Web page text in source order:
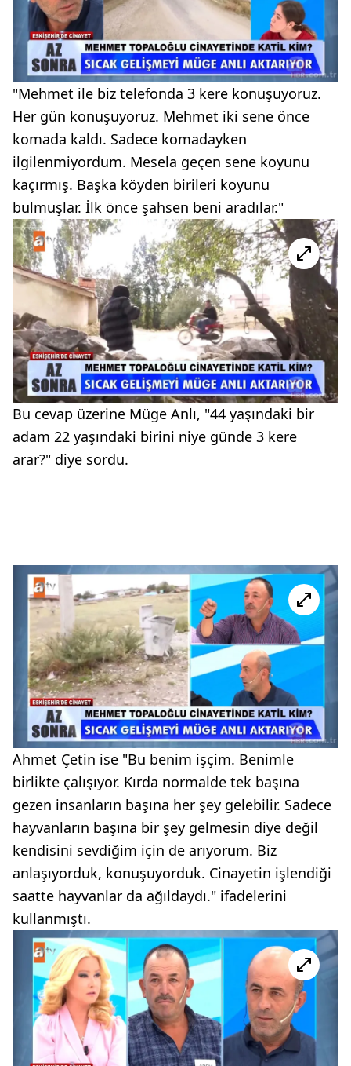
"Mehmet ile biz telefonda 3 kere konuşuyoruz.
Her gün konuşuyoruz. Mehmet iki sene önce
komada kaldı. Sadece komadayken
ilgilenmiyordum. Mesela geçen sene koyunu
kaçırmış. Başka köyden birileri koyunu
bulmuşlar. İlk önce şahsen beni aradılar."
Bu cevap üzerine Müge Anlı, "44 yaşındaki bir
adam 22 yaşındaki birini niye günde 3 kere
arar?" diye sordu.
Ahmet Çetin ise "Bu benim işçim. Benimle
birlikte çalışıyor. Kırda normalde tek başına
gezen insanların başına her şey gelebilir. Sadece
hayvanların başına bir şey gelmesin diye değil
kendisini sevdiğim için de arıyorum. Biz
anlaşıyorduk, konuşuyorduk. Cinayetin işlendiği
saatte hayvanlar da ağıldaydı." ifadelerini
kullanmıştı.